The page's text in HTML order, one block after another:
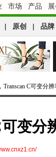
市场 产品
| 原创 | 品牌
Transcan C可变分
变分